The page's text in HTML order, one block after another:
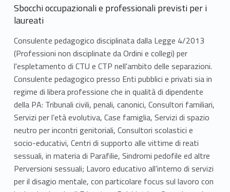
Sbocchi occupazionali e professionali previsti per i
laureati
Consulente pedagogico disciplinata dalla Legge 4/2013
(Professioni non disciplinate da Ordini e collegi) per
l'espletamento di CTU e CTP nell'ambito delle separazioni.
Consulente pedagogico presso Enti pubblici e privati sia in
regime di libera professione che in qualità di dipendente
della PA: Tribunali civili, penali, canonici, Consultori familiari,
Servizi per l’età evolutiva, Case famiglia, Servizi di spazio
neutro per incontri genitoriali, Consultori scolastici e
socio-educativi, Centri di supporto alle vittime di reati
sessuali, in materia di Parafilie, Sindromi pedofile ed altre
Perversioni sessuali; Lavoro educativo all’interno di servizi
per il disagio mentale, con particolare focus sul lavoro con